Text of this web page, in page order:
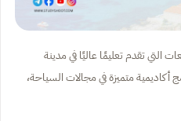
التي تقدم تعليمًا عاليًا في مدينة
أكاديمية متميزة في مجالات السياحة،